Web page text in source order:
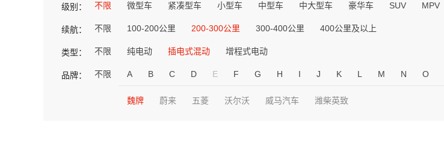
级别： 不限 微型车 紧凑型车 小型车 中型车 中大型车 豪华车 SUV MPV
续航： 不限 100-200公里 200-300公里 300-400公里 400公里及以上
类型： 不限 纯电动 插电式混动 增程式电动
品牌： 不限 A B C D E F G H I J K L M N O
魏牌 蔚来 五菱 沃尔沃 威马汽车 潍柴英致